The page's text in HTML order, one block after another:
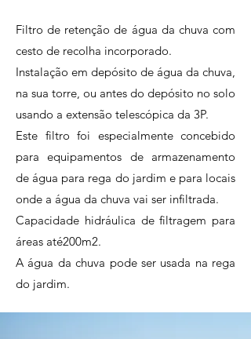
Filtro de retenção de água da chuva com
cesto de recolha incorporado.
Instalação em depósito de água da chuva,
na sua torre, ou antes do depósito no solo
usando a extensão telescópica da 3P.
Este filtro foi especialmente concebido
para equipamentos de armazenamento
de água para rega do jardim e para locais
onde a água da chuva vai ser infiltrada.
Capacidade hidráulica de filtragem para
áreas até200m2.
A água da chuva pode ser usada na rega
do jardim.